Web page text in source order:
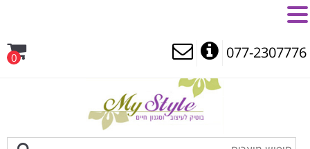
077-2307776
0